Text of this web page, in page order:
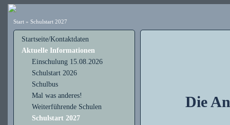
Start» Schulstart 2027
Startseite/Kontaktdaten
Aktuelle Informationen
Einschulung 15.08.2026
Schulstart 2026
Schulbus
Mal was anderes!
Weiterführende Schulen
Schulstart 2027
Die